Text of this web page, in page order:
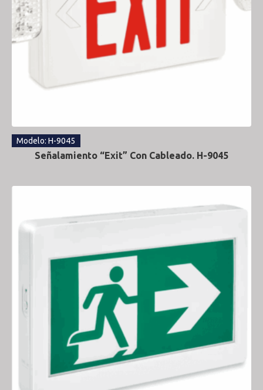
Modelo: H-9045
Señalamiento “Exit” Con Cableado. H-9045